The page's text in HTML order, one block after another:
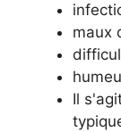
maux
Il